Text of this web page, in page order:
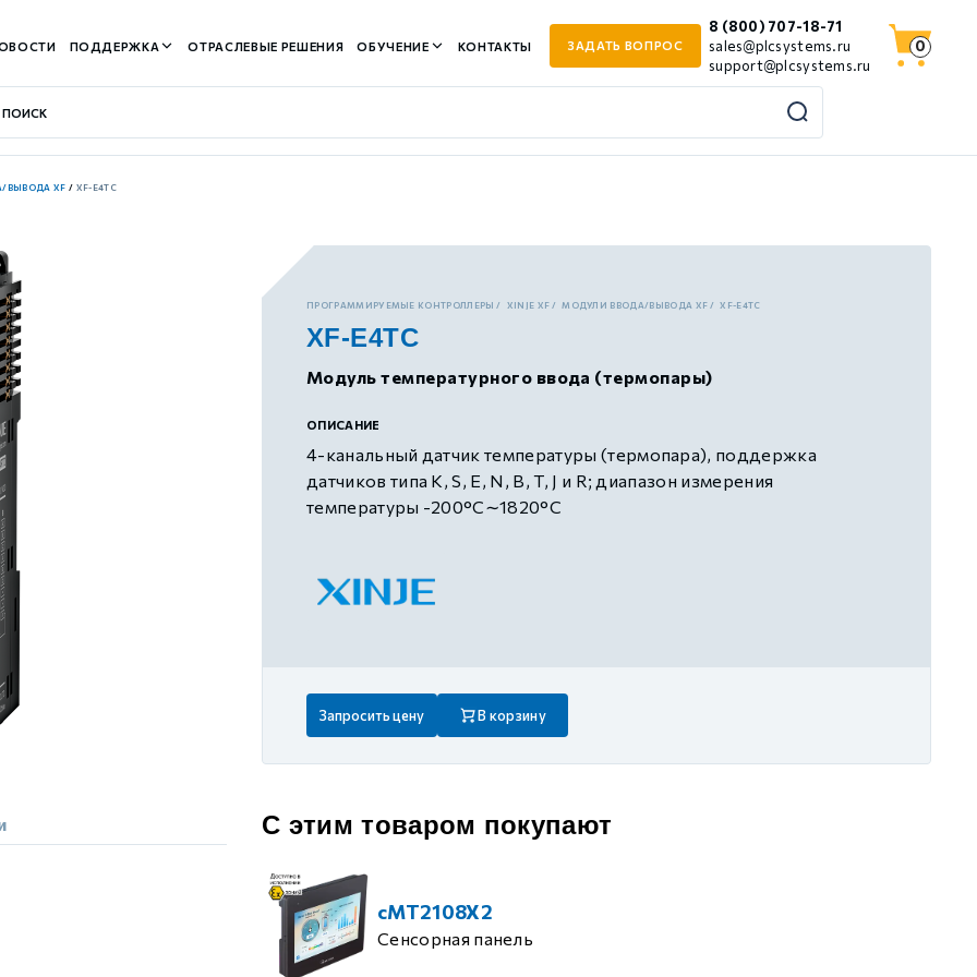
ПОДДЕРЖКА ОТРАСЛЕВЫЕ РЕШЕНИЯ ОБУЧЕНИЕ КОНТАКТЫ ЗАДАТЬ ВОПРОС
8 (800) 707-18-71
sales@plcsystems.ru
support@plcsystems.ru
0
ВЫВОДА XF / XF-E4TC
ПРОГРАММИРУЕМЫЕ КОНТРОЛЛЕРЫ XINJE XF МОДУЛИ ВВОДА/ВЫВОДА XF XF-E4TC
XF-E4TC
Модуль температурного ввода (термопары)
ОПИСАНИЕ
4-канальный датчик температуры (термопара), поддержка
датчиков типа K, S, E, N, B, T, J и R; диапазон измерения
температуры -200°C∼1820°C
Запросить цену В корзину
С этим товаром покупают
cMT2108X2
Сенсорная панель
с разомкнутым контуром)
контуром)